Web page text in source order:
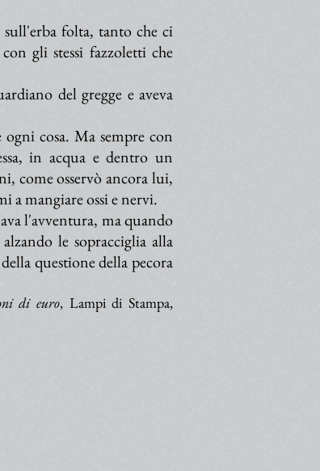
sull'erba folta, tanto che ci
gli stessi fazzoletti che
del gregge e aveva
cosa. Ma sempre con
in acqua e dentro un
come osservò ancora lui,
a mangiare ossi e nervi.
l'avventura, ma quando
le sopracciglia alla
questione della pecora
di euro, Lampi di Stampa,